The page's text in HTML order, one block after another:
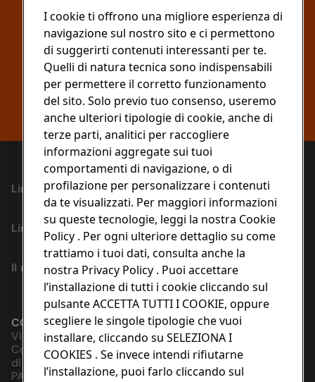
Oppure copia il link
CONAD SOCIETÀ COOPERATIVA
Via Michelino, 59 | 40127 BOLOGNA
Codice Fiscale e Registro Imprese
di Bologna 00865960157
PARTITA IVA 03320960374
Link
Link Utili
Il mondo Conad
I cookie ti offrono una migliore esperienza di
navigazione sul nostro sito e ci permettono
di suggerirti contenuti interessanti per te.
Quelli di natura tecnica sono indispensabili
per permettere il corretto funzionamento
del sito. Solo previo tuo consenso, useremo
anche ulteriori tipologie di cookie, anche di
terze parti, analitici per raccogliere
informazioni aggregate sui tuoi
comportamenti di navigazione, o di
profilazione per personalizzare i contenuti
da te visualizzati. Per maggiori informazioni
su queste tecnologie, leggi la nostra Cookie
Policy . Per ogni ulteriore dettaglio su come
trattiamo i tuoi dati, consulta anche la
nostra Privacy Policy . Puoi accettare
l’installazione di tutti i cookie cliccando sul
pulsante ACCETTA TUTTI I COOKIE, oppure
scegliere le singole tipologie che vuoi
installare, cliccando su SELEZIONA I
COOKIES . Se invece intendi rifiutarne
l’installazione, puoi farlo cliccando sul